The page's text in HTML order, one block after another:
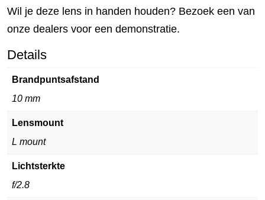
Wil je deze lens in handen houden? Bezoek een van
onze dealers voor een demonstratie.
Details
Brandpuntsafstand
10 mm
Lensmount
L mount
Lichtsterkte
f/2.8